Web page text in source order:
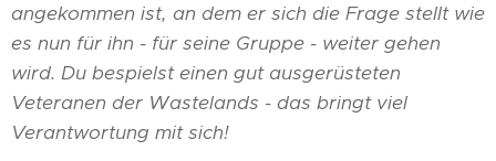
angekommen ist, an dem er sich die Frage stellt wie
es nun für ihn - für seine Gruppe - weiter gehen
wird. Du bespielst einen gut ausgerüsteten
Veteranen der Wastelands - das bringt viel
Verantwortung mit sich!